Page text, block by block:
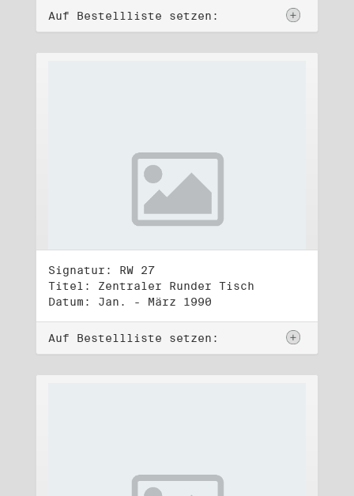
Auf Bestellliste setzen:
Signatur: RW 27
Titel: Zentraler Runder Tisch
Datum: Jan. - März 1990
Auf Bestellliste setzen: